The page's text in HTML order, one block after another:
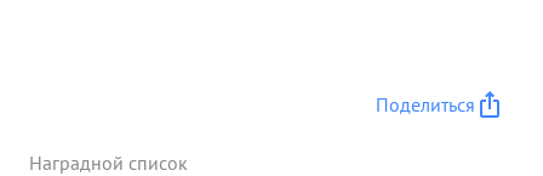
Поделиться
Наградной список